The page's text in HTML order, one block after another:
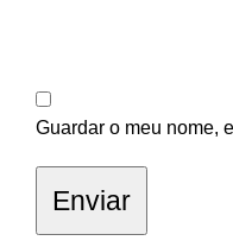
Guardar o meu nome,